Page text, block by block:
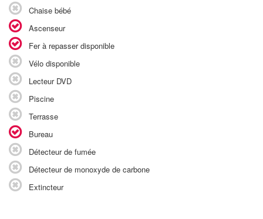
Chaise bébé
Ascenseur
Fer à repasser disponible
Vélo disponible
Lecteur DVD
Piscine
Terrasse
Bureau
Détecteur de fumée
Détecteur de monoxyde de carbone
Extincteur